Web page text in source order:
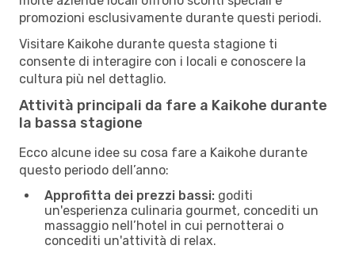
promozioni esclusivamente durante questi periodi.
Visitare Kaikohe durante questa stagione ti
consente di interagire con i locali e conoscere la
cultura più nel dettaglio.
Attività principali da fare a Kaikohe durante
la bassa stagione
Ecco alcune idee su cosa fare a Kaikohe durante
questo periodo dell’anno:
Approfitta dei prezzi bassi: goditi
un'esperienza culinaria gourmet, concediti un
massaggio nell’hotel in cui pernotterai o
concediti un'attività di relax.